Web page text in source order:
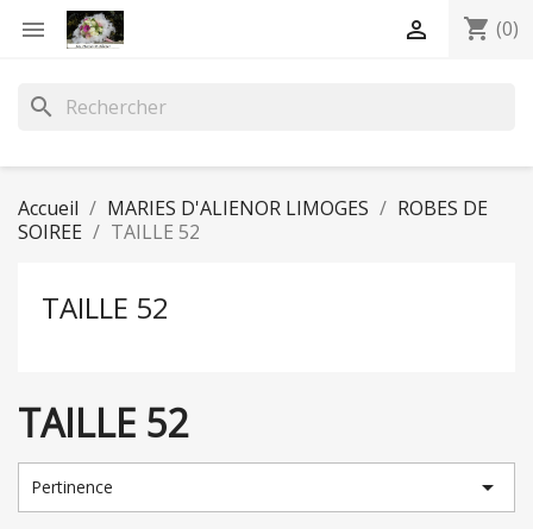
 shopping_cart (0)

search
Accueil MARIES D'ALIENOR LIMOGES
ROBES DE
SOIREE
TAILLE 52
TAILLE 52
TAILLE 52
Pertinence 